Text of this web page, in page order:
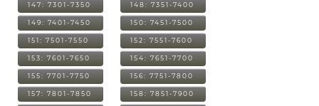
147: 7301-7350 148: 7351-7400
149: 7401-7450 150: 7451-7500
151: 7501-7550 152: 7551-7600
153: 7601-7650 154: 7651-7700
155: 7701-7750 156: 7751-7800
157: 7801-7850 158: 7851-7900